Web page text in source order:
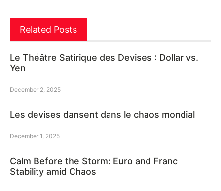
Related Posts
Le Théâtre Satirique des Devises : Dollar vs.
Yen
December 2, 2025
Les devises dansent dans le chaos mondial
December 1, 2025
Calm Before the Storm: Euro and Franc
Stability amid Chaos